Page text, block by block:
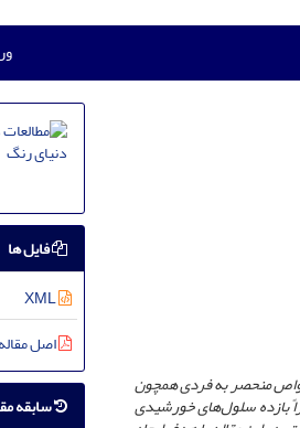
منحصر به فردی همچون
بازده سلول‌های خورشیدی
فایل ها
XML
اصل مقاله
سابقه